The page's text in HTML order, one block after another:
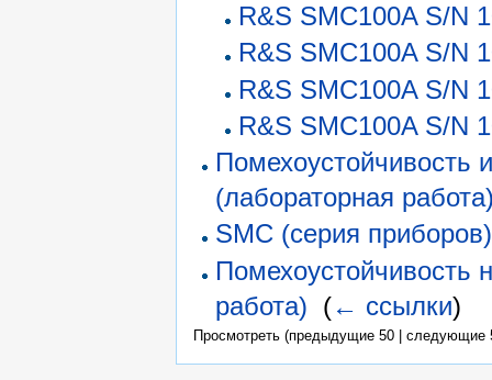
R&S SMC100A S/N
R&S SMC100A S/N
R&S SMC100A S/N
R&S SMC100A S/N
Помехоустойчивость
(лабораторная
SMC (серия приборов)
Помехоустойчивость
работа) (← ссылки)
Просмотреть (предыдущие 50 | следующие